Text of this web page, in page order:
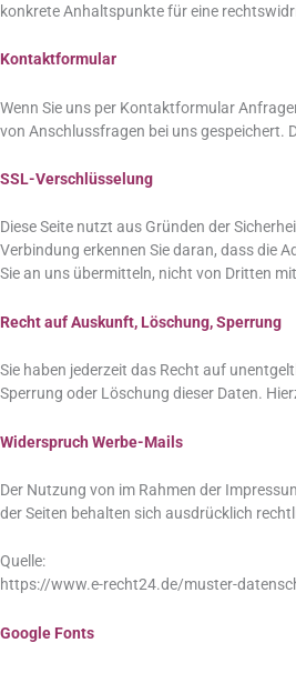
konkrete Anhaltspunkte für eine
Kontaktformular
Wenn Sie uns per Kontaktformular
von Anschlussfragen bei uns gespeichert.
SSL-Verschlüsselung
Diese Seite nutzt aus Gründen der
Verbindung erkennen Sie daran, dass die
Sie an uns übermitteln, nicht von Dritten
Recht auf Auskunft, Löschung, Sperrung
Sie haben jederzeit das Recht auf
Sperrung oder Löschung dieser Daten.
Widerspruch Werbe-Mails
Der Nutzung von im Rahmen der
der Seiten behalten sich ausdrücklich
Quelle:
https://www.e-recht24.de/muster-
Google Fonts